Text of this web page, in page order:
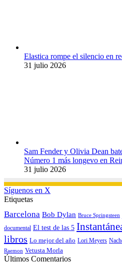
Elastica rompe el silencio en
31 julio 2026
Sam Fender y Olivia Dean
Número 1 más longevo en
31 julio 2026
Síguenos en X
Etiquetas
Barcelona Bob Dylan Bruce Springsteen
documental El test de las 5
libros Lo mejor del año Lori Meyers
Raemon Vetusta Morla
Últimos Comentarios